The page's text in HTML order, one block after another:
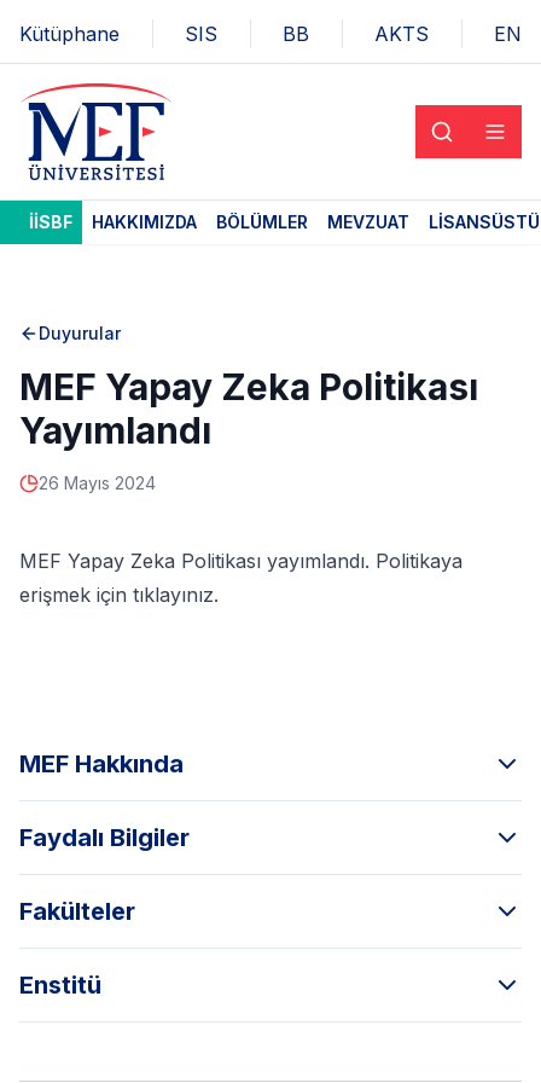
Kütüphane SIS BB AKTS EN
İİSBF HAKKIMIZDA BÖLÜMLER MEVZUAT
Duyurular
MEF Yapay Zeka Politikası
Yayımlandı
26 Mayıs 2024
MEF Yapay Zeka Politikası yayımlandı. Politikaya
erişmek için tıklayınız.
MEF Hakkında
Faydalı Bilgiler
Fakülteler
Enstitü